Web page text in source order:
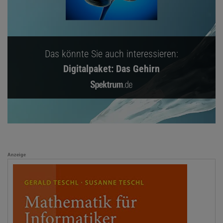
Das könnte Sie auch interessieren:
Digitalpaket: Das Gehirn
Anzeige